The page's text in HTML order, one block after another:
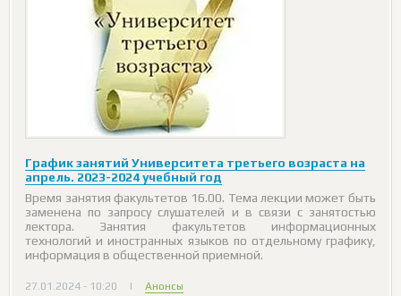
График занятий Университета третьего возраста на
апрель. 2023-2024 учебный год
Время занятия факультетов 16.00. Тема лекции может быть
заменена по запросу слушателей и в связи с занятостью
лектора. Занятия факультетов информационных
технологий и иностранных языков по отдельному графику,
информация в общественной приемной.
27.01.2024 - 10:20 | Анонсы